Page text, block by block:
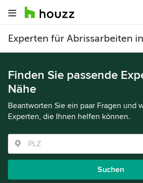
Experten für Abrissarbeiten
Finden Sie passende
Nähe
Beantworten Sie ein paar Fragen und
Experten, die Ihnen helfen können.
Suchen